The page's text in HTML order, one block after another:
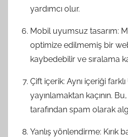
yardımcı olur.
Mobil uyumsuz tasarım:
optimize edilmemiş bir
kaybedebilir ve sıralama
Çift içerik: Aynı içeriği
yayınlamaktan kaçının.
tarafından spam olarak
Yanlış yönlendirme: Kırık